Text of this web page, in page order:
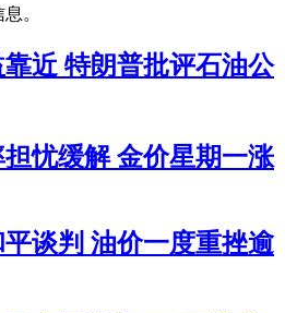
。
近 特朗普批评石油公
忧缓解 金价星期一涨
谈判 油价一度重挫逾